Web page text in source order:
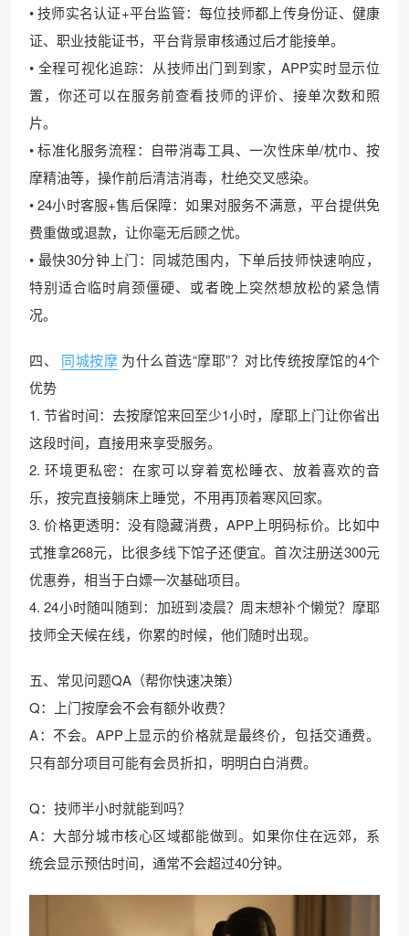
• 技师实名认证+平台监管：每位技师都上传身份证、健康
证、职业技能证书，平台背景审核通过后才能接单。
• 全程可视化追踪：从技师出门到到家，APP实时显示位
置，你还可以在服务前查看技师的评价、接单次数和照
片。
• 标准化服务流程：自带消毒工具、一次性床单/枕巾、按
摩精油等，操作前后清洁消毒，杜绝交叉感染。
• 24小时客服+售后保障：如果对服务不满意，平台提供免
费重做或退款，让你毫无后顾之忧。
• 最快30分钟上门：同城范围内，下单后技师快速响应，
特别适合临时肩颈僵硬、或者晚上突然想放松的紧急情
况。
四、 同城按摩 为什么首选“摩耶”？对比传统按摩馆的4个
优势
1. 节省时间：去按摩馆来回至少1小时，摩耶上门让你省出
这段时间，直接用来享受服务。
2. 环境更私密：在家可以穿着宽松睡衣、放着喜欢的音
乐，按完直接躺床上睡觉，不用再顶着寒风回家。
3. 价格更透明：没有隐藏消费，APP上明码标价。比如中
式推拿268元，比很多线下馆子还便宜。首次注册送300元
优惠券，相当于白嫖一次基础项目。
4. 24小时随叫随到：加班到凌晨？周末想补个懒觉？摩耶
技师全天候在线，你累的时候，他们随时出现。
五、常见问题QA（帮你快速决策）
Q：上门按摩会不会有额外收费？
A：不会。APP上显示的价格就是最终价，包括交通费。
只有部分项目可能有会员折扣，明明白白消费。
Q：技师半小时就能到吗？
A：大部分城市核心区域都能做到。如果你住在远郊，系
统会显示预估时间，通常不会超过40分钟。